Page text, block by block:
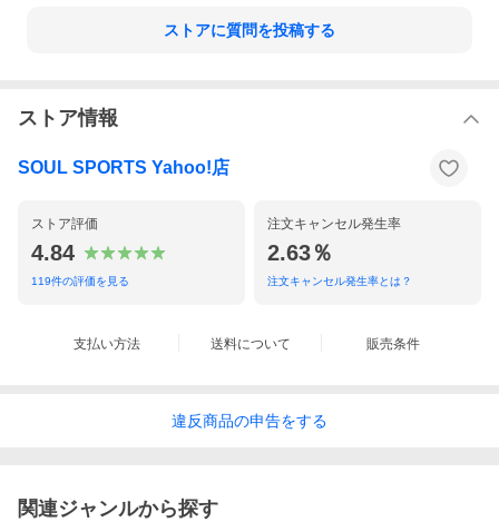
ストアに質問を投稿する
ストア情報
SOUL SPORTS Yahoo!店
ストア評価
4.84
119件の評価を見る
注文キャンセル発生率
2.63％
注文キャンセル発生率とは？
支払い方法 送料について 販売条件
違反商品の申告をする
関連ジャンルから探す